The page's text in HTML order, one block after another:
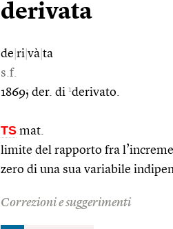
derivata
de ri và ta
s.f.
1869; der. di 1derivato.
TS mat.
limite del rapporto fra
zero di una sua variabile
Correzioni e suggerimenti